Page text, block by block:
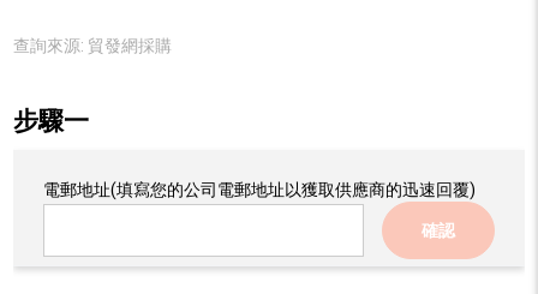
查詢來源: 貿發網採購
步驟一
電郵地址(填寫您的公司電郵地址以獲取供應商的迅速回覆)
確認